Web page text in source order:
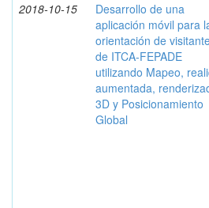
2018-10-15
Desarrollo de una
aplicación móvil para
orientación de
de ITCA-FEPADE
utilizando Mapeo,
aumentada,
3D y Posicionamiento
Global